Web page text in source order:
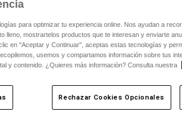
para optimizar tu experiencia online. Nos ayudan a
lleno, mostrartelos productos que te interesan y enviarte
en "Aceptar y Continuar", aceptas estas tecnologías y
usemos y compartamos información sobre tus
y contenido. ¿Quieres más información? Consulta nuestra
Rechazar Cookies Opcionales